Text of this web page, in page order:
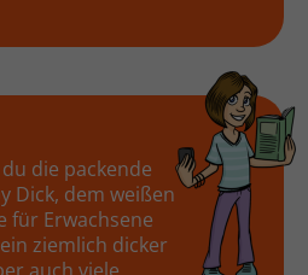
die packende
Dick, dem weißen
für Erwachsene
ziemlich dicker